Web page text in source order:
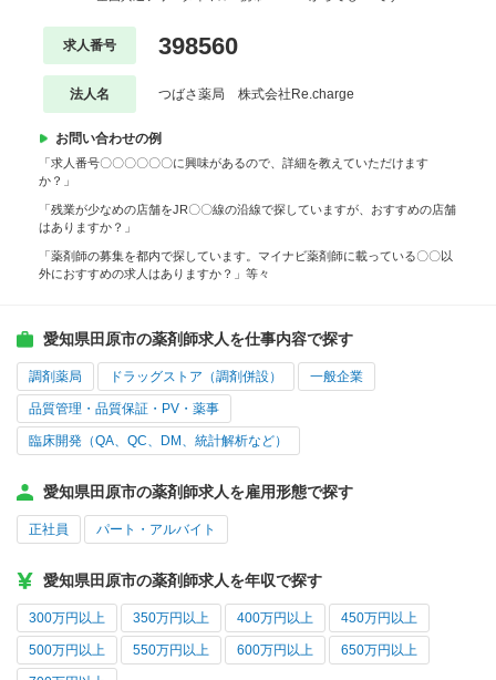
求人番号 398560
法人名 つばさ薬局 株式会社Re.charge
お問い合わせの例
「求人番号〇〇〇〇〇〇に興味があるので、詳細を教えていただけます
か？」
「残業が少なめの店舗をJR〇〇線の沿線で探していますが、おすすめの店舗
はありますか？」
「薬剤師の募集を都内で探しています。マイナビ薬剤師に載っている〇〇以
外におすすめの求人はありますか？」等々
愛知県田原市の薬剤師求人を仕事内容で探す
調剤薬局 ドラッグストア（調剤併設） 一般企業
品質管理・品質保証・PV・薬事
臨床開発（QA、QC、DM、統計解析など）
愛知県田原市の薬剤師求人を雇用形態で探す
正社員 パート・アルバイト
愛知県田原市の薬剤師求人を年収で探す
300万円以上 350万円以上 400万円以上 450万円以上
500万円以上 550万円以上 600万円以上 650万円以上